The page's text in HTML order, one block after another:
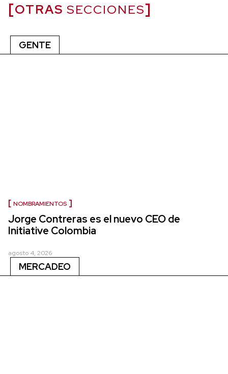
OTRAS SECCIONES
GENTE
NOMBRAMIENTOS
Jorge Contreras es el nuevo CEO de
Initiative Colombia
agosto 4, 2026
MERCADEO